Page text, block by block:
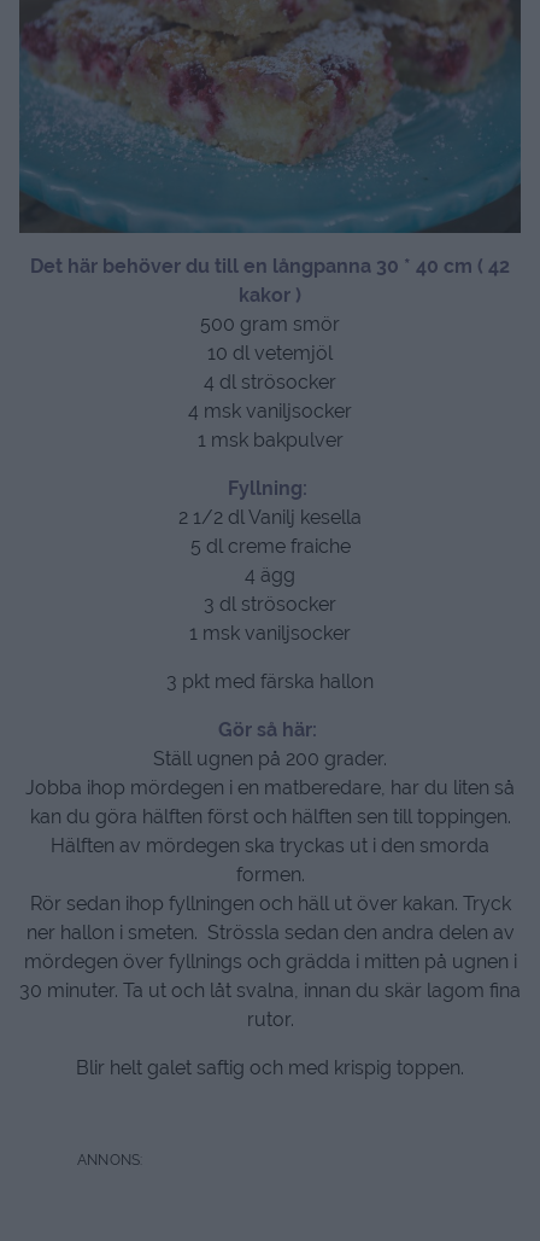
Det här behöver du till en långpanna 30 * 40 cm ( 42
kakor )
500 gram smör
10 dl vetemjöl
4 dl strösocker
4 msk vaniljsocker
1 msk bakpulver
Fyllning:
2 1/2 dl Vanilj kesella
5 dl creme fraiche
4 ägg
3 dl strösocker
1 msk vaniljsocker
3 pkt med färska hallon
Gör så här:
Ställ ugnen på 200 grader.
Jobba ihop mördegen i en matberedare, har du liten så
kan du göra hälften först och hälften sen till toppingen.
Hälften av mördegen ska tryckas ut i den smorda
formen.
Rör sedan ihop fyllningen och häll ut över kakan. Tryck
ner hallon i smeten. Strössla sedan den andra delen av
mördegen över fyllnings och grädda i mitten på ugnen i
30 minuter. Ta ut och låt svalna, innan du skär lagom fina
rutor.
Blir helt galet saftig och med krispig toppen.